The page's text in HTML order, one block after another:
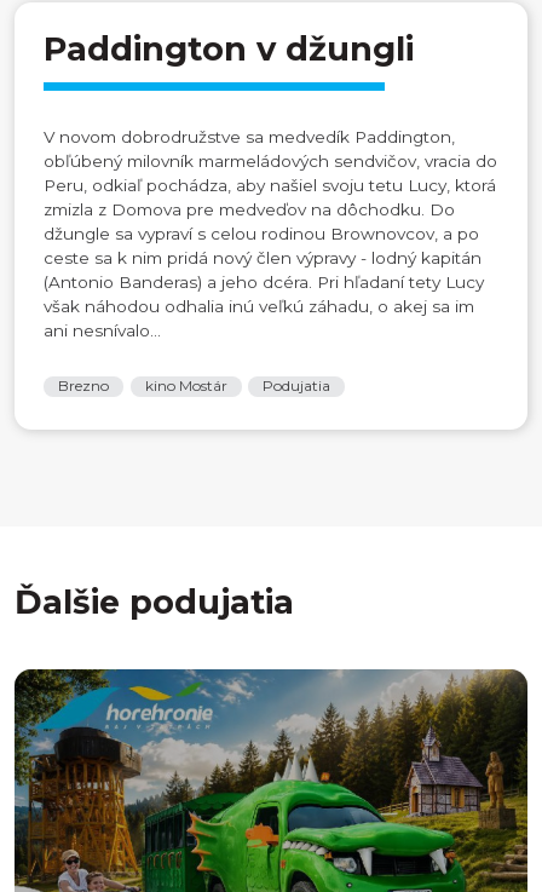
Paddington v džungli
V novom dobrodružstve sa medvedík Paddington,
obľúbený milovník marmeládových sendvičov, vracia do
Peru, odkiaľ pochádza, aby našiel svoju tetu Lucy, ktorá
zmizla z Domova pre medveďov na dôchodku. Do
džungle sa vypraví s celou rodinou Brownovcov, a po
ceste sa k nim pridá nový člen výpravy - lodný kapitán
(Antonio Banderas) a jeho dcéra. Pri hľadaní tety Lucy
však náhodou odhalia inú veľkú záhadu, o akej sa im
ani nesnívalo...
Brezno kino Mostár Podujatia
Ďalšie podujatia